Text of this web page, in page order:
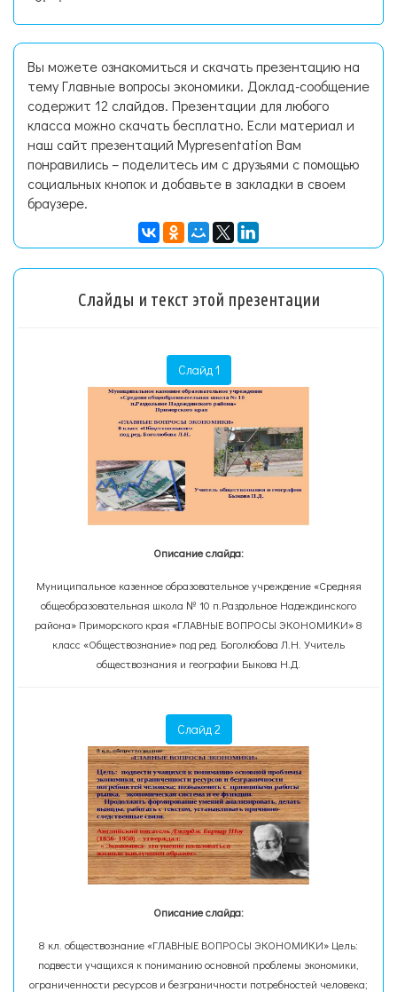
Вы можете ознакомиться и скачать презентацию на
тему Главные вопросы экономики. Доклад-сообщение
содержит 12 слайдов. Презентации для любого
класса можно скачать бесплатно. Если материал и
наш сайт презентаций Mypresentation Вам
понравились – поделитесь им с друзьями с помощью
социальных кнопок и добавьте в закладки в своем
браузере.
Слайды и текст этой презентации
Слайд 1
Описание слайда:
Муниципальное казенное образовательное учреждение «Средняя
общеобразовательная школа № 10 п.Раздольное Надеждинского
района» Приморского края «ГЛАВНЫЕ ВОПРОСЫ ЭКОНОМИКИ» 8
класс «Обществознание» под ред. Боголюбова Л.Н. Учитель
обществознания и географии Быкова Н.Д.
Слайд 2
Описание слайда:
8 кл. обществознание «ГЛАВНЫЕ ВОПРОСЫ ЭКОНОМИКИ» Цель:
подвести учащихся к пониманию основной проблемы экономики,
ограниченности ресурсов и безграничности потребностей человека;